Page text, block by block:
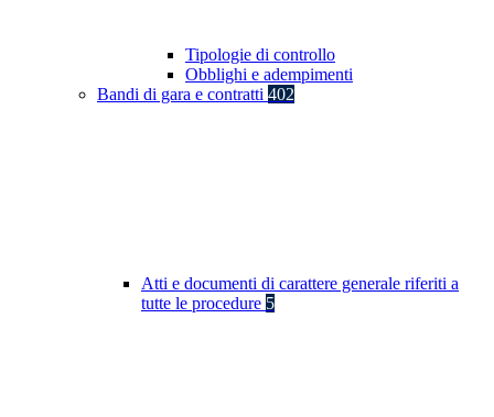
Tipologie di controllo
Obblighi e adempimenti
Bandi di gara e contratti 402
Atti e documenti di carattere generale riferiti a
tutte le procedure 5